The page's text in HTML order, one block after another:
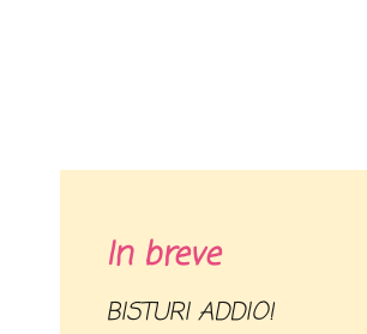
In breve
BISTURI ADDIO!